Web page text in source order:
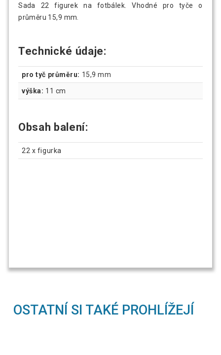
Sada 22 figurek na fotbálek. Vhodné pro tyče o
průměru 15,9 mm.
Technické údaje:
pro tyč průměru: 15,9 mm
výška: 11 cm
Obsah balení:
22 x figurka
OSTATNÍ SI TAKÉ PROHLÍŽEJÍ